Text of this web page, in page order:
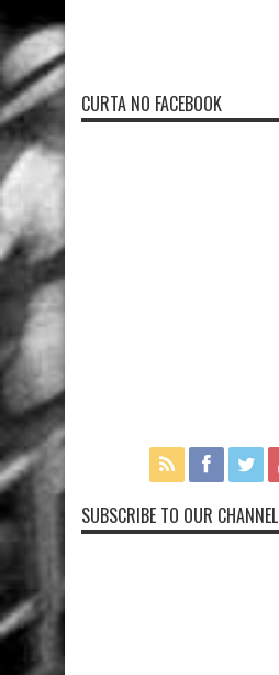
CURTA NO FACEBOOK
SUBSCRIBE TO OUR CHANNEL